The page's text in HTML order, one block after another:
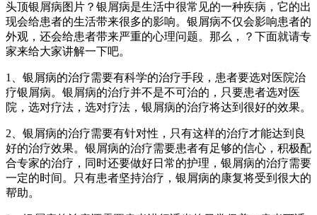
头顶银屑病图片？银屑病是生活中很常见的一种疾病，它的出
现会给患者的生活带来很多的影响。银屑病不仅会影响患者的
外观，还会给患者带来严重的心理问题。那么，？下面就请专
家来给大家讲解一下吧。
1、银屑病的治疗需要有科学的治疗手段，患者要选对医院治
疗银屑病。银屑病的治疗并不是不可治的，只要患者选对医
院，选对疗法，选对疗法，银屑病的治疗将达到很好的效果。
2、银屑病的治疗需要有针对性，只有这样的治疗才能达到良
好的治疗效果。银屑病的治疗需要患者有足够的信心，积极配
合专家的治疗，同时还要做好日常的护理，银屑病的治疗需要
一定的时间。只有患者坚持治疗，银屑病的康复将受到很大的
帮助。